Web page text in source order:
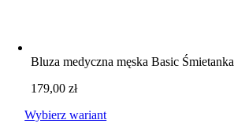
Bluza medyczna męska Basic Śmietanka
179,00zł
Wybierz wariant